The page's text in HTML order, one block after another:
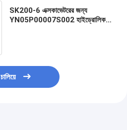
SK200-6 এক্সকাভেটরের জন্য
YN05P00007S002 হাইড্রোলিক
চালিয়ে